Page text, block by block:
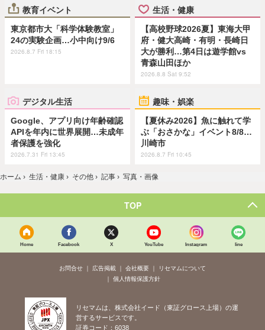
教育イベント
東京都市大「科学体験教室」
24の実験企画…小中向け9/6
2026.8.7 Fri 18:15
生活・健康
【高校野球2026夏】東海大甲
府・健大高崎・有明・長崎日
大が勝利…第4日は遊学館vs
青森山田ほか
2026.8.8 Sat 9:52
デジタル生活
Google、アプリ向け年齢確認
APIを年内に世界展開…未成年
者保護を強化
2026.7.31 Fri 13:45
趣味・娯楽
【夏休み2026】魚に触れて学
ぶ「おさかな」イベント8/8…
川崎市
2026.8.7 Fri 10:45
ホーム › 生活・健康 › その他 › 記事 › 写真・画像
TOP
Home Facebook X YouTube Instagram line
お問合せ 広告掲載 会社概要
リセマムについて
個人情報保護方針
リセマムは、株式会社イード（東証グロース上場）の運
営するサービスです。
証券コード：6038